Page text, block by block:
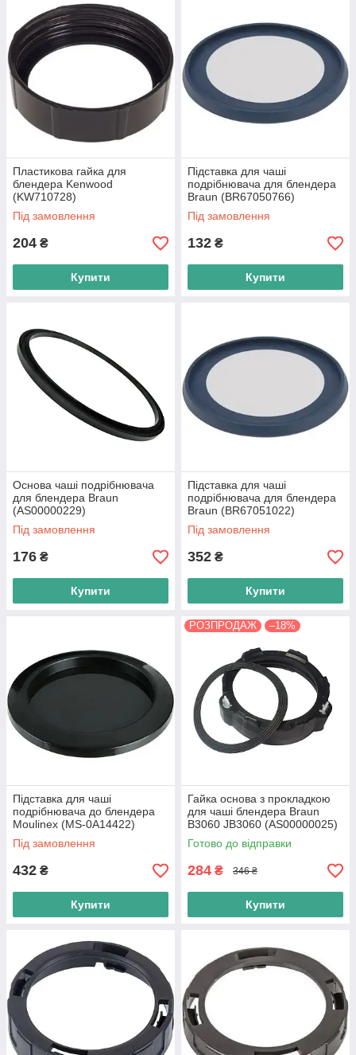
Пластикова гайка для
блендера Kenwood
(KW710728)
Під замовлення
204 ₴
Купити
Підставка для чаші
подрібнювача для блендера
Braun (BR67050766)
Під замовлення
132 ₴
Купити
Основа чаші подрібнювача
для блендера Braun
(AS00000229)
Під замовлення
176 ₴
Купити
Підставка для чаші
подрібнювача для блендера
Braun (BR67051022)
Під замовлення
352 ₴
Купити
Підставка для чаші
подрібнювача до блендера
Moulinex (MS-0A14422)
Оригінал
Під замовлення
432 ₴
Купити
РОЗПРОДАЖ –18%
Гайка основа з прокладкою
для чаші блендера Braun
B3060 JB3060 (AS00000025)
Готово до відправки
284 ₴ 346 ₴
Купити